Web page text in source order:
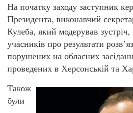
На початку заходу заступник
Президента, виконавчий
Кулеба, який модерував
учасників про результати
порушених на обласних
проведених в Херсонській та
Також
були